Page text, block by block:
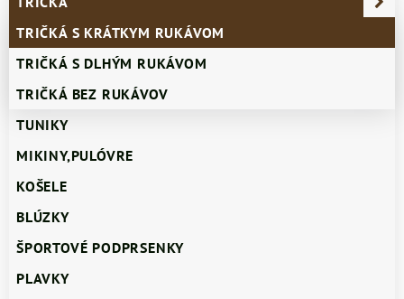
TRIČKÁ S KRÁTKYM RUKÁVOM
TRIČKÁ S DLHÝM RUKÁVOM
TRIČKÁ BEZ RUKÁVOV
TUNIKY
MIKINY,PULÓVRE
KOŠELE
BLÚZKY
ŠPORTOVÉ PODPRSENKY
PLAVKY